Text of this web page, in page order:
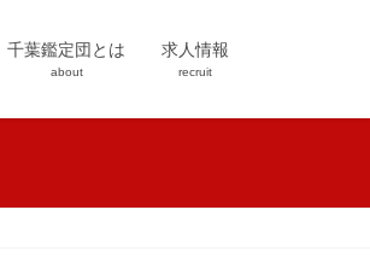
千葉鑑定団とは
about
求人情報
recruit